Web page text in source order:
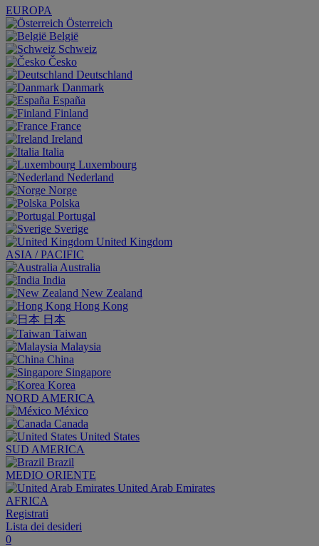
EUROPA
Österreich
België
Schweiz
Česko
Deutschland
Danmark
España
Finland
France
Ireland
Italia
Luxembourg
Nederland
Norge
Polska
Portugal
Sverige
United Kingdom
ASIA / PACIFIC
Australia
India
New Zealand
Hong Kong
日本
Taiwan
Malaysia
China
Singapore
Korea
NORD AMERICA
México
Canada
United States
SUD AMERICA
Brazil
MEDIO ORIENTE
United Arab Emirates
AFRICA
Registrati
Lista dei desideri
0